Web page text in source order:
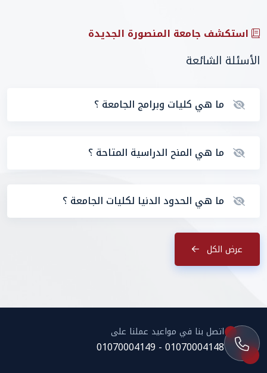
استكشف جامعة المنصورة الجديدة
الأسئلة الشائعة
ما هي كليات وبرامج الجامعة ؟
ما هي المنح الدراسية المتاحة ؟
ما هي الحدود الدنيا لكليات الجامعة ؟
عرض الكل
اتصل بنا في مواعيد عملنا على
01070004148 - 01070004149